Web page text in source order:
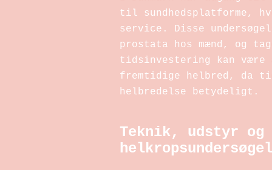
til sundhedsplatforme,
service. Disse
prostata hos mænd, og
tidsinvestering kan være
fremtidige helbred, da
helbredelse betydeligt.
Teknik, udstyr og